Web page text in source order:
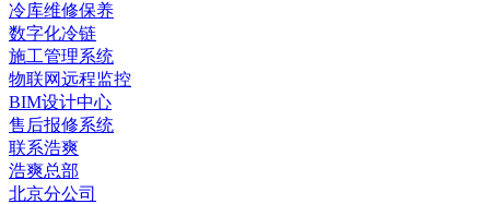
冷库维修保养
数字化冷链
施工管理系统
物联网远程监控
BIM设计中心
售后报修系统
联系浩爽
浩爽总部
北京分公司